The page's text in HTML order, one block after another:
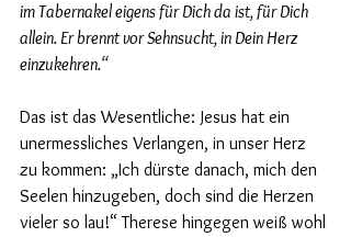
im Tabernakel eigens für Dich da ist, für Dich
allein. Er brennt vor Sehnsucht, in Dein Herz
einzukehren.“
Das ist das Wesentliche: Jesus hat ein
unermessliches Verlangen, in unser Herz
zu kommen: „Ich dürste danach, mich den
Seelen hinzugeben, doch sind die Herzen
vieler so lau!“ Therese hingegen weiß wohl